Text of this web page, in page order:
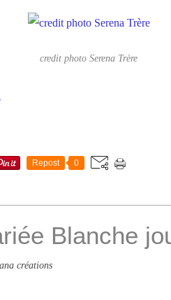
credit photo Serena Trère
Repost 0
Blanche
créations